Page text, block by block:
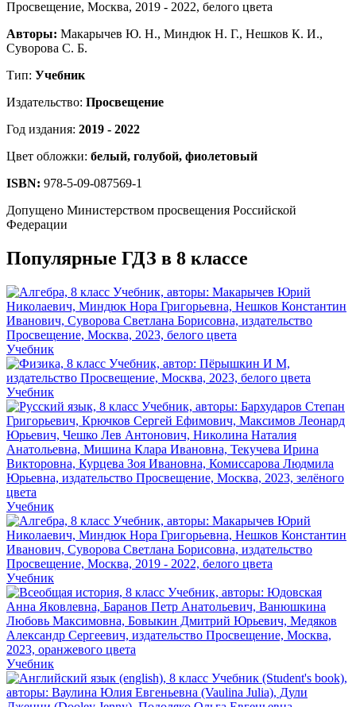
Авторы: Макарычев Ю. Н., Миндюк Н. Г., Нешков К. И.,
Суворова С. Б.
Тип: Учебник
Издательство: Просвещение
Год издания: 2019 - 2022
Цвет обложки: белый, голубой, фиолетовый
ISBN: 978-5-09-087569-1
Допущено Министерством просвещения Российской
Федерации
Популярные ГДЗ в 8 классе
Учебник
Учебник
Учебник
Учебник
Учебник